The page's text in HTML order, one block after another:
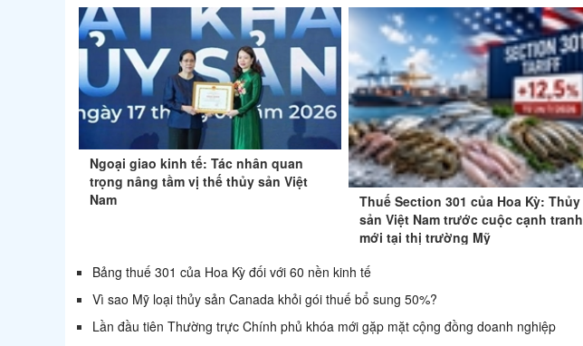
Ngoại giao kinh tế: Tác nhân quan
trọng nâng tầm vị thế thủy sản Việt
Nam
Thuế Section 301 của Hoa Kỳ: Thủy
sản Việt Nam trước cuộc cạnh tranh
mới tại thị trường Mỹ
Bảng thuế 301 của Hoa Kỳ đối với 60 nền kinh tế
Vì sao Mỹ loại thủy sản Canada khỏi gói thuế bổ sung 50%?
Lần đầu tiên Thường trực Chính phủ khóa mới gặp mặt cộng đồng doanh nghiệp